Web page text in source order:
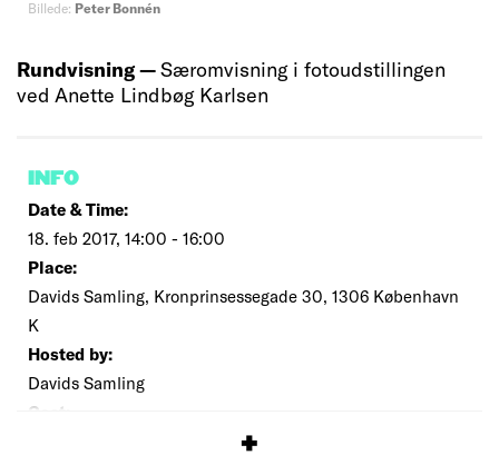
Billede: Peter Bonnén
Rundvisning —Særomvisning i fotoudstillingen
ved Anette Lindbøg Karlsen
INFO
Date & Time:
18. feb 2017, 14:00 - 16:00
Place:
Davids Samling, Kronprinsessegade 30, 1306 København
K
Hosted by:
Davids Samling
Cost: